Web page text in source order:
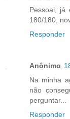
Pessoal, já
180/180,
Responder
Anônimo
Na minha
não
perguntar...
Responder